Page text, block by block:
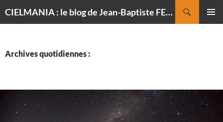
CIELMANIA : le blog de Jean-Baptiste FELDMANN, photographe du ciel
Archives quotidiennes :